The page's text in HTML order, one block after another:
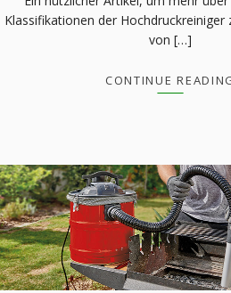
Klassifikationen der Hochdruckreiniger
von […]
CONTINUE